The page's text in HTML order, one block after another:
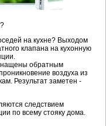
на кухне? Выходом
клапана на кухонную
обратным
воздуха из
Результат заметен -
следствием
по всему стояку дома.